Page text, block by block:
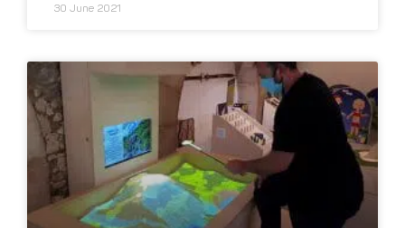
30 June 2021